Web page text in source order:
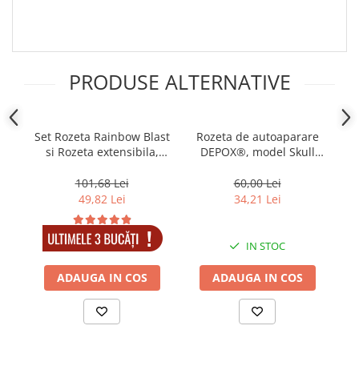
PRODUSE ALTERNATIVE
Set Rozeta Rainbow Blast
si Rozeta extensibila,
101,68 Lei
49,82 Lei
IN STOC
ADAUGA IN COS
Rozeta de autoaparare
DEPOX®, model Skull
60,00 Lei
34,21 Lei
IN STOC
ADAUGA IN COS